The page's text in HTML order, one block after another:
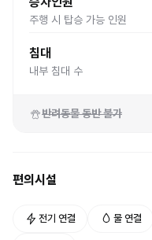
주행 시 탑승 가능 인원
침대
내부 침대 수
반려동물 동반 불가
편의시설
전기 연결 물 연결